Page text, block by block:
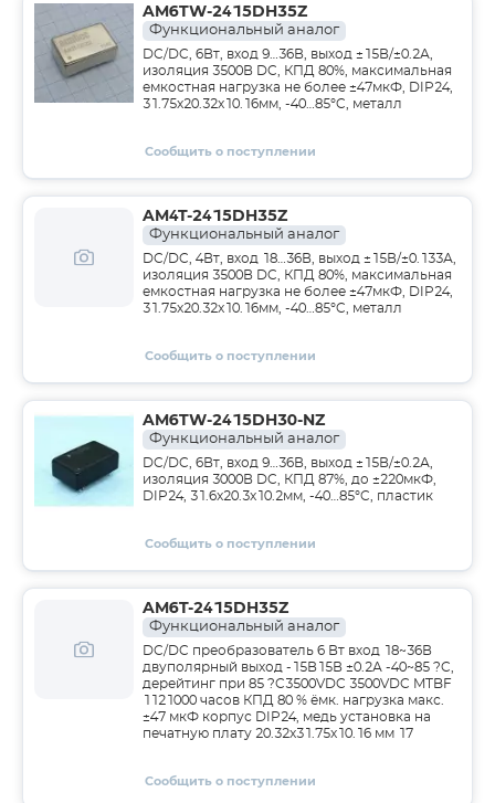
AM6TW-2415DH35Z
Функциональный аналог
DC/DC, 6Вт, вход 9…36В, выход ±15В/±0.2А,
изоляция 3500В DC, КПД 80%, максимальная
емкостная нагрузка не более ±47мкФ, DIP24,
31.75x20.32x10.16мм, -40…85°C, металл
Сообщить о поступлении
AM4T-2415DH35Z
Функциональный аналог
DC/DC, 4Вт, вход 18…36В, выход ±15В/±0.133А,
изоляция 3500В DC, КПД 80%, максимальная
емкостная нагрузка не более ±47мкФ, DIP24,
31.75x20.32x10.16мм, -40…85°C, металл
Сообщить о поступлении
AM6TW-2415DH30-NZ
Функциональный аналог
DC/DC, 6Вт, вход 9…36В, выход ±15В/±0.2А,
изоляция 3000В DC, КПД 87%, до ±220мкФ,
DIP24, 31.6x20.3x10.2мм, -40…85°C, пластик
Сообщить о поступлении
AM6T-2415DH35Z
Функциональный аналог
DC/DC преобразователь 6 Вт вход 18~36В
двуполярный выход -15В15В ±0.2А -40~85 ?C,
дерейтинг при 85 ?C3500VDC 3500VDC MTBF
1121000 часов КПД 80 % ёмк. нагрузка макс.
±47 мкФ корпус DIP24, медь установка на
печатную плату 20.32x31.75x10.16 мм 17
Сообщить о поступлении